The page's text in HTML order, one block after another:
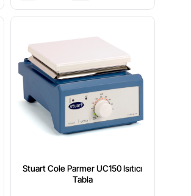
Stuart Cole Parmer UC150 Isıtıcı
Tabla